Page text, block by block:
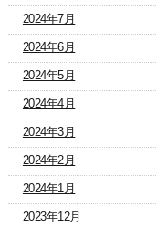
2024年7月
2024年6月
2024年5月
2024年4月
2024年3月
2024年2月
2024年1月
2023年12月